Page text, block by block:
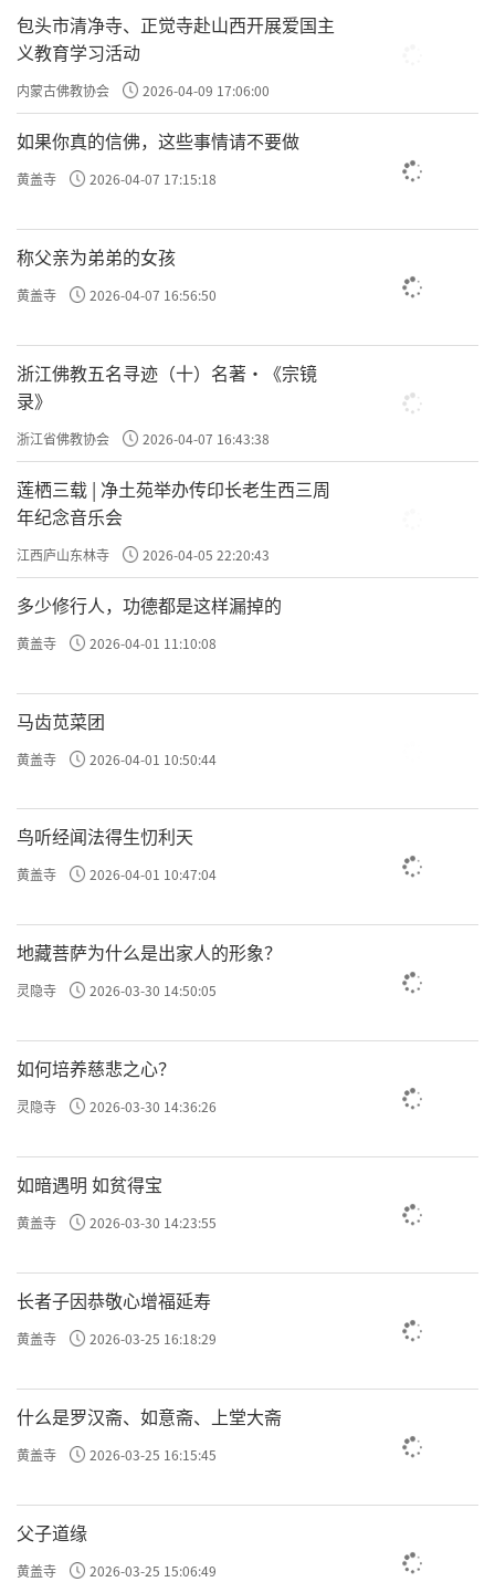
包头市清净寺、正觉寺赴山西开展爱国主
义教育学习活动
内蒙古佛教协会 2026-04-09 17:06:00
如果你真的信佛，这些事情请不要做
黄盖寺 2026-04-07 17:15:18
称父亲为弟弟的女孩
黄盖寺 2026-04-07 16:56:50
浙江佛教五名寻迹（十）名著·《宗镜
录》
浙江省佛教协会 2026-04-07 16:43:38
莲栖三载 | 净土苑举办传印长老生西三周
年纪念音乐会
江西庐山东林寺 2026-04-05 22:20:43
多少修行人，功德都是这样漏掉的
黄盖寺 2026-04-01 11:10:08
马齿苋菜团
黄盖寺 2026-04-01 10:50:44
鸟听经闻法得生忉利天
黄盖寺 2026-04-01 10:47:04
地藏菩萨为什么是出家人的形象？
灵隐寺 2026-03-30 14:50:05
如何培养慈悲之心？
灵隐寺 2026-03-30 14:36:26
如暗遇明 如贫得宝
黄盖寺 2026-03-30 14:23:55
长者子因恭敬心增福延寿
黄盖寺 2026-03-25 16:18:29
什么是罗汉斋、如意斋、上堂大斋
黄盖寺 2026-03-25 16:15:45
父子道缘
黄盖寺 2026-03-25 15:06:49